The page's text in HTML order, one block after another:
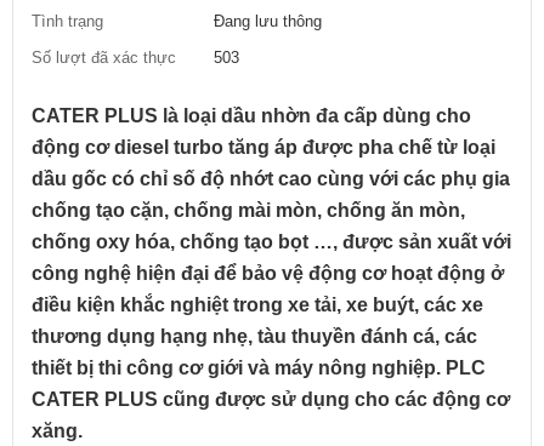
Tình trạng
Đang lưu thông
Số lượt đã xác thực
503
CATER PLUS là loại dầu nhờn đa cấp dùng cho
động cơ diesel turbo tăng áp được pha chế từ loại
dầu gốc có chỉ số độ nhớt cao cùng với các phụ gia
chống tạo cặn, chống mài mòn, chống ăn mòn,
chống oxy hóa, chống tạo bọt …, được sản xuất với
công nghệ hiện đại để bảo vệ động cơ hoạt động ở
điều kiện khắc nghiệt trong xe tải, xe buýt, các xe
thương dụng hạng nhẹ, tàu thuyền đánh cá, các
thiết bị thi công cơ giới và máy nông nghiệp. PLC
CATER PLUS cũng được sử dụng cho các động cơ
xăng.